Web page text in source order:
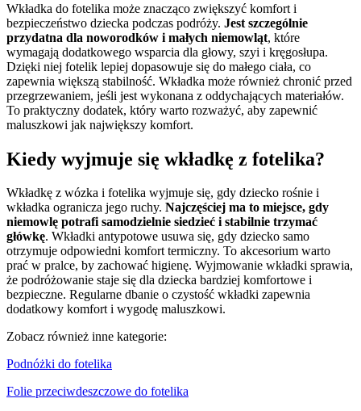
Wkładka do fotelika może znacząco zwiększyć komfort i
bezpieczeństwo dziecka podczas podróży. Jest szczególnie
przydatna dla noworodków i małych niemowląt, które
wymagają dodatkowego wsparcia dla głowy, szyi i kręgosłupa.
Dzięki niej fotelik lepiej dopasowuje się do małego ciała, co
zapewnia większą stabilność. Wkładka może również chronić przed
przegrzewaniem, jeśli jest wykonana z oddychających materiałów.
To praktyczny dodatek, który warto rozważyć, aby zapewnić
maluszkowi jak największy komfort.
Kiedy wyjmuje się wkładkę z fotelika?
Wkładkę z wózka i fotelika wyjmuje się, gdy dziecko rośnie i
wkładka ogranicza jego ruchy. Najczęściej ma to miejsce, gdy
niemowlę potrafi samodzielnie siedzieć i stabilnie trzymać
główkę. Wkładki antypotowe usuwa się, gdy dziecko samo
otrzymuje odpowiedni komfort termiczny. To akcesorium warto
prać w pralce, by zachować higienę. Wyjmowanie wkładki sprawia,
że podróżowanie staje się dla dziecka bardziej komfortowe i
bezpieczne. Regularne dbanie o czystość wkładki zapewnia
dodatkowy komfort i wygodę maluszkowi.
Zobacz również inne kategorie:
Podnóżki do fotelika
Folie przeciwdeszczowe do fotelika